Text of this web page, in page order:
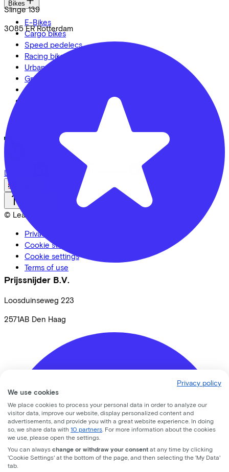
Slinge 139
3085 ER Rotterdam
Prijssnijder B.V.
Loosduinseweg 223
2571AB Den Haag
Bikes
E-Bikes
Cargo bikes
Speed pedelecs
Racing bikes
Urban bike
Gravelbikes
Mountainbikes
LinkedIn
© Lease a Bike. All Rights Reserved.
Privacy statement
Cookie statement
Cookie settings
Terms of use
Privacy policy
We use cookies
We place cookies to process your personal data in order to analyze our
visitor data, improve our website, display personalized content and
advertisements, and provide you with a great website experience. In doing
so, we share data with 10 partners . For more information about the cookies
we use, please open the settings.
You can always change or withdraw your consent at any time by clicking
'Cookie Settings' at the bottom of the page, and then selecting the 'My Data'
tab.